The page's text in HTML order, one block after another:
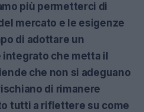
più permetterci di
mercato e le esigenze
di adottare un
che metta il
che non si adeguano
di rimanere
tutti a riflettere su come